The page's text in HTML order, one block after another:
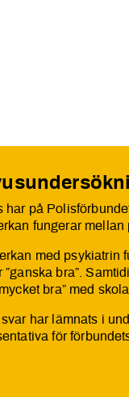
har på
fungerar mellan
med psykiatrin
”ganska bra”.
bra” med
har lämnats i
för